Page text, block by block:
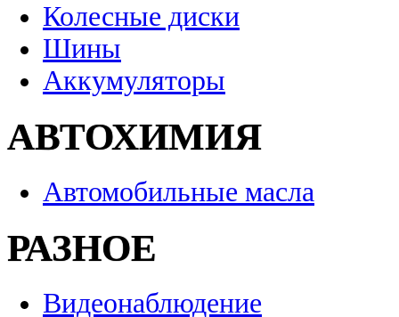
Колесные диски
Шины
Аккумуляторы
АВТОХИМИЯ
Автомобильные масла
РАЗНОЕ
Видеонаблюдение